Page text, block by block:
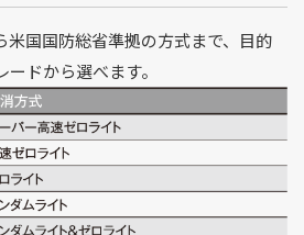
米国国防総省準拠の方式まで、目的
ドから選べます。